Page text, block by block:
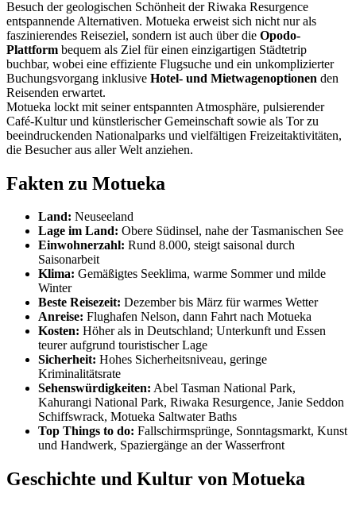
Besuch der geologischen Schönheit der Riwaka Resurgence
entspannende Alternativen. Motueka erweist sich nicht nur als
faszinierendes Reiseziel, sondern ist auch über die Opodo-
Plattform bequem als Ziel für einen einzigartigen Städtetrip
buchbar, wobei eine effiziente Flugsuche und ein unkomplizierter
Buchungsvorgang inklusive Hotel- und Mietwagenoptionen den
Reisenden erwartet.
Motueka lockt mit seiner entspannten Atmosphäre, pulsierender
Café-Kultur und künstlerischer Gemeinschaft sowie als Tor zu
beeindruckenden Nationalparks und vielfältigen Freizeitaktivitäten,
die Besucher aus aller Welt anziehen.
Fakten zu Motueka
Land: Neuseeland
Lage im Land: Obere Südinsel, nahe der Tasmanischen See
Einwohnerzahl: Rund 8.000, steigt saisonal durch
Saisonarbeit
Klima: Gemäßigtes Seeklima, warme Sommer und milde
Winter
Beste Reisezeit: Dezember bis März für warmes Wetter
Anreise: Flughafen Nelson, dann Fahrt nach Motueka
Kosten: Höher als in Deutschland; Unterkunft und Essen
teurer aufgrund touristischer Lage
Sicherheit: Hohes Sicherheitsniveau, geringe
Kriminalitätsrate
Sehenswürdigkeiten: Abel Tasman National Park,
Kahurangi National Park, Riwaka Resurgence, Janie Seddon
Schiffswrack, Motueka Saltwater Baths
Top Things to do: Fallschirmsprünge, Sonntagsmarkt, Kunst
und Handwerk, Spaziergänge an der Wasserfront
Geschichte und Kultur von Motueka